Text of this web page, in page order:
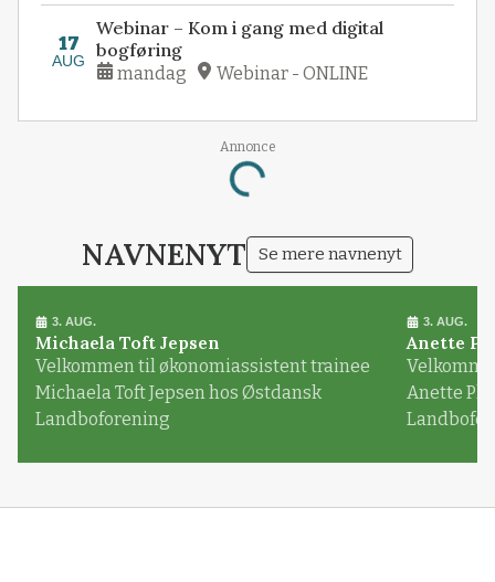
17
AUG
Webinar – Kom i gang med digital
bogføring
mandag Webinar - ONLINE
Annonce
Loading...
NAVNENYT Se mere navnenyt
3. AUG.
Michaela Toft Jepsen
Velkommen til økonomiassistent trainee
Michaela Toft Jepsen hos Østdansk
Landboforening
3. AUG.
Anette
Anette